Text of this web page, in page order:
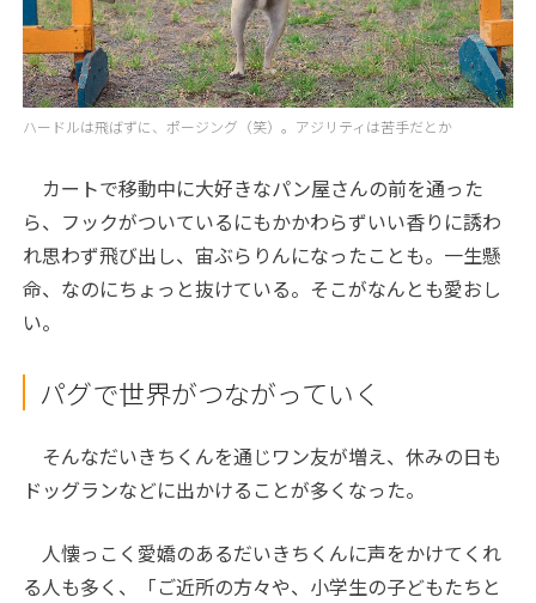
ハードルは飛ばずに、ポージング（笑）。アジリティは苦手だとか
カートで移動中に大好きなパン屋さんの前を通った
ら、フックがついているにもかかわらずいい香りに誘わ
れ思わず飛び出し、宙ぶらりんになったことも。一生懸
命、なのにちょっと抜けている。そこがなんとも愛おし
い。
パグで世界がつながっていく
そんなだいきちくんを通じワン友が増え、休みの日も
ドッグランなどに出かけることが多くなった。
人懐っこく愛嬌のあるだいきちくんに声をかけてくれ
る人も多く、「ご近所の方々や、小学生の子どもたちと